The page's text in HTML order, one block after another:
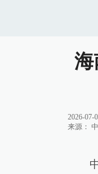
海
2026-07-
来源：